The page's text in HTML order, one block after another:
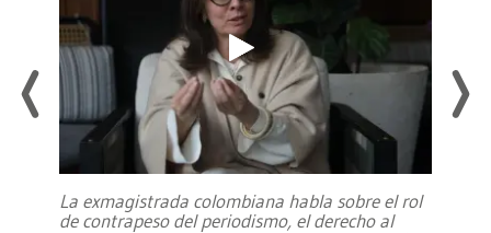
La exmagistrada colombiana habla sobre el rol
de contrapeso del periodismo, el derecho al